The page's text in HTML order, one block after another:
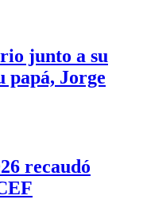
junto a su
papá, Jorge
recaudó